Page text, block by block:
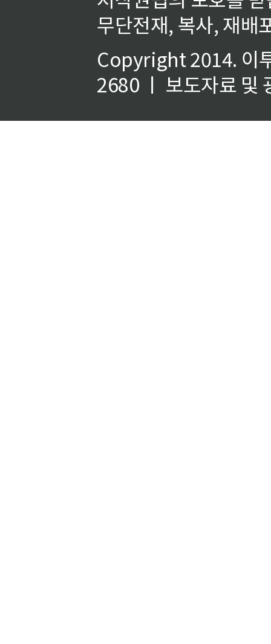
무단전재, 복사, 재배
Copyright 2014. 이
2680 ㅣ 보도자료